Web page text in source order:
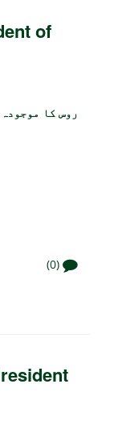
of
روس کا
(0)